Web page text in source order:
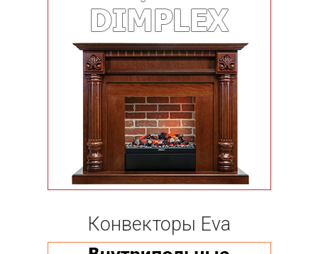
Конвекторы Eva